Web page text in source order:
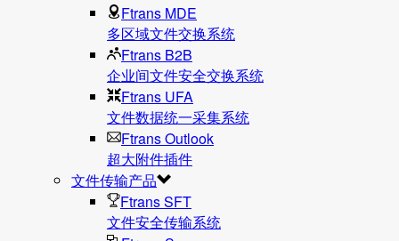
Ftrans MDE
多区域文件交换系统
Ftrans B2B
企业间文件安全交换系统
Ftrans UFA
文件数据统⼀采集系统
Ftrans Outlook
超大附件插件
文件传输产品
Ftrans SFT
文件安全传输系统